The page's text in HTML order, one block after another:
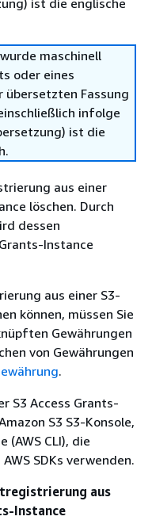
ist die englische
maschinell
oder eines
übersetzten Fassung
infolge
ist die
aus einer
löschen. Durch
dessen
Instance
aus einer S3-
können, müssen Sie
Gewährungen
von Gewährungen
.
S3 Access Grants-
S3 S3-Konsole,
(AWS CLI), die
SDKs verwenden.
aus
Instance